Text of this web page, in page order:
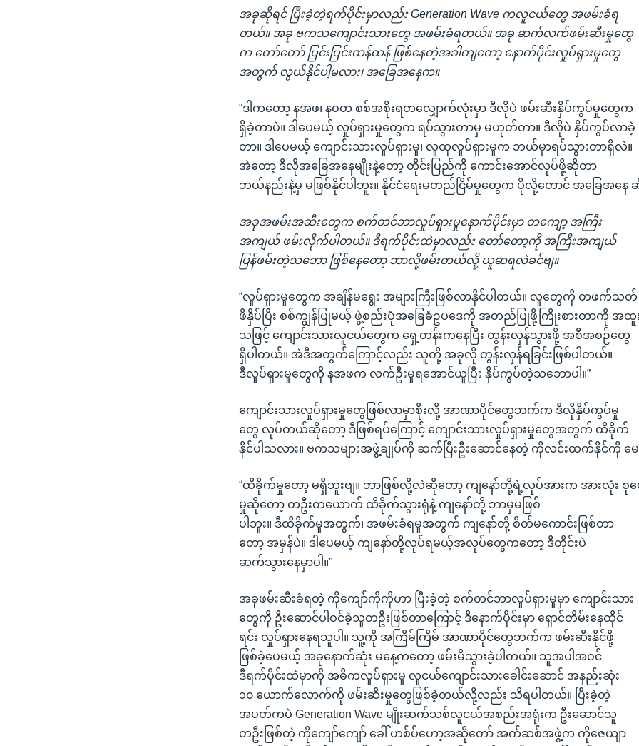
အခုဆိုရင် ပြီးခဲ့တဲ့ရက်ပိုင်းမှာလည်း Generation Wave ကလူငယ်တွေ အဖမ်းခံရ
တယ်။ အခု ဗကသကျောင်းသားတွေ အဖမ်းခံရတယ်။ အခု ဆက်လက်ဖမ်းဆီးမှုတွေ
က တော်တော် ပြင်းပြင်းထန်ထန် ဖြစ်နေတဲ့အခါကျတော့ နောက်ပိုင်းလှုပ်ရှားမှုတွေ
အတွက် လွယ်နိုင်ပါ့မလား၊ အခြေအနေက။
“ဒါကတော့ နအဖ၊ နဝတ စစ်အစိုးရတလျှောက်လုံးမှာ ဒီလိုပဲ ဖမ်းဆီးနှိပ်ကွပ်မှုတွေက
ရှိခဲ့တာပဲ။ ဒါပေမယ့် လှုပ်ရှားမှုတွေက ရပ်သွားတာမှ မဟုတ်တာ။ ဒီလိုပဲ နှိပ်ကွပ်လာခဲ့
တာ။ ဒါပေမယ့် ကျောင်းသားလှုပ်ရှားမှု၊ လူထုလှုပ်ရှားမှုက ဘယ်မှာရပ်သွားတာရှိလဲ။
အဲတော့ ဒီလိုအခြေအနေမျိုးနဲ့တော့ တိုင်းပြည်ကို ကောင်းအောင်လုပ်ဖို့ဆိုတာ
ဘယ်နည်းနဲ့မှ မဖြစ်နိုင်ပါဘူး။ နိုင်ငံရေးမတည်ငြိမ်မှုတွေက ပိုလို့တောင် အခြေအနေ ဆို
အခုအဖမ်းအဆီးတွေက စက်တင်ဘာလှုပ်ရှားမှုနောက်ပိုင်းမှာ တကျော့ အကြီး
အကျယ် ဖမ်းလိုက်ပါတယ်။ ဒီရက်ပိုင်းထဲမှာလည်း တော်တော့ကို အကြီးအကျယ်
ပြန်ဖမ်းတဲ့သဘော ဖြစ်နေတော့ ဘာလို့ဖမ်းတယ်လို့ ယူဆရလဲခင်ဗျ။
“လှုပ်ရှားမှုတွေက အချိန်မရွေး အများကြီးဖြစ်လာနိုင်ပါတယ်။ လူတွေကို တဖက်သတ်
ဖိနှိပ်ပြီး စစ်ကျွန်ပြုမယ့် ဖွဲ့စည်းပုံအခြေခံဥပဒေကို အတည်ပြုဖို့ကြိုးစားတာကို အထူ
သဖြင့် ကျောင်းသားလူငယ်တွေက ရှေ့တန်းကနေပြီး တွန်းလှန်သွားဖို့ အစီအစဉ်တွေ
ရှိပါတယ်။ အဲဒီအတွက်ကြောင့်လည်း သူတို့ အခုလို တွန်းလှန်ရခြင်းဖြစ်ပါတယ်။
ဒီလှုပ်ရှားမှုတွေကို နအဖက လက်ဦးမှုရအောင်ယူပြီး နှိပ်ကွပ်တဲ့သဘောပါ။”
ကျောင်းသားလှုပ်ရှားမှုတွေဖြစ်လာမှာစိုးလို့ အာဏာပိုင်တွေဘက်က ဒီလိုနှိပ်ကွပ်မှု
တွေ လုပ်တယ်ဆိုတော့ ဒီဖြစ်ရပ်ကြောင့် ကျောင်းသားလှုပ်ရှားမှုတွေအတွက် ထိခိုက်
နိုင်ပါသလား။ ဗကသများအဖွဲ့ချုပ်ကို ဆက်ပြီးဦးဆောင်နေတဲ့ ကိုလင်းထက်နိုင်ကို မ
“ထိခိုက်မှုတော့ မရှိဘူးဗျ။ ဘာဖြစ်လို့လဲဆိုတော့ ကျနော်တို့ရဲ့လုပ်အားက အားလုံး စုပ
မှုဆိုတော့ တဦးတယောက် ထိခိုက်သွားရုံနဲ့ ကျနော်တို့ ဘာမှမဖြစ်
ပါဘူး။ ဒီထိခိုက်မှုအတွက်၊ အဖမ်းခံရမှုအတွက် ကျနော်တို့ စိတ်မကောင်းဖြစ်တာ
တော့ အမှန်ပဲ။ ဒါပေမယ့် ကျနော်တို့လုပ်ရမယ့်အလုပ်တွေကတော့ ဒီတိုင်းပဲ
ဆက်သွားနေမှာပါ။”
အခုဖမ်းဆီးခံရတဲ့ ကိုကျော်ကိုကိုဟာ ပြီးခဲ့တဲ့ စက်တင်ဘာလှုပ်ရှားမှုမှာ ကျောင်းသား
တွေကို ဦးဆောင်ပါဝင်ခဲ့သူတဦးဖြစ်တာကြောင့် ဒီနောက်ပိုင်းမှာ ရှောင်တိမ်းနေထိုင်
ရင်း လှုပ်ရှားနေရသူပါ။ သူ့ကို အကြိမ်ကြိမ် အာဏာပိုင်တွေဘက်က ဖမ်းဆီးနိုင်ဖို့
ဖြစ်ခဲ့ပေမယ့် အခုနောက်ဆုံး မနေ့ကတော့ ဖမ်းမိသွားခဲ့ပါတယ်။ သူအပါအဝင်
ဒီရက်ပိုင်းထဲမှာကို အဓိကလှုပ်ရှားမှု လူငယ်ကျောင်းသားခေါင်းဆောင် အနည်းဆုံး
၁၀ ယောက်လောက်ကို ဖမ်းဆီးမှုတွေဖြစ်ခဲ့တယ်လို့လည်း သိရပါတယ်။ ပြီးခဲ့တဲ့
အပတ်ကပဲ Generation Wave မျိုးဆက်သစ်လူငယ်အစည်းအရုံးက ဦးဆောင်သူ
တဦးဖြစ်တဲ့ ကိုကျော်ကျော် ခေါ် ဟစ်ပ်ဟော့အဆိုတော် အက်ဆစ်အဖွဲ့က ကိုဇေယျာ